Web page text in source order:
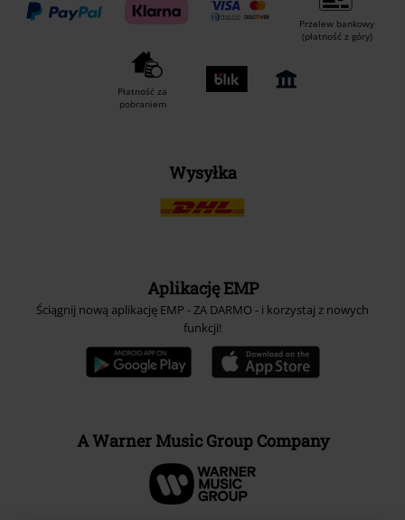
Przelew bankowy
(płatność z góry)
Płatność za
pobraniem
Wysyłka
Aplikację EMP
Ściągnij nową aplikację EMP - ZA DARMO - i korzystaj z nowych
funkcji!
A Warner Music Group Company